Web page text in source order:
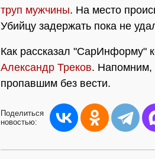
труп мужчины. На место
Убийцу задержать пока не
Как рассказал "СарИнформу"
Александр Треков. Напомним,
пропавшим без вести.
Поделиться
новостью: